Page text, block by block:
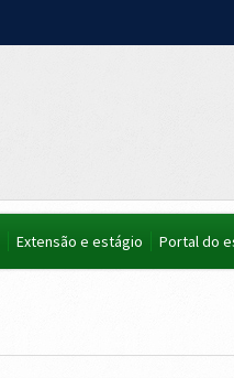
Extensão e estágio Portal do